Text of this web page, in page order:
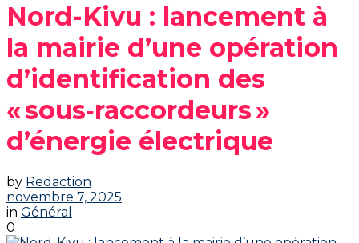
Nord-Kivu : lancement à
la mairie d’une opération
d’identification des
« sous‑raccordeurs »
d’énergie électrique
by Redaction
novembre 7, 2025
in Général
0